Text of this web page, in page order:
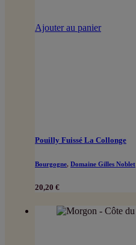
Ajouter au panier
Pouilly Fuissé La Collonge
Bourgogne, Domaine Gilles Noblet
20,20 €